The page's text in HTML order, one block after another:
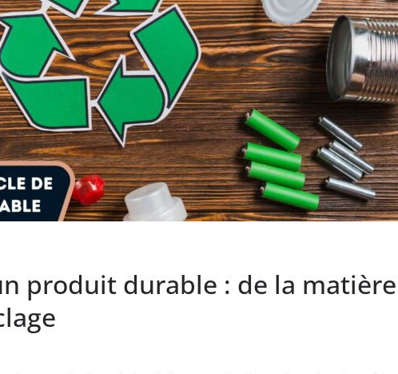
produit durable : de la matière